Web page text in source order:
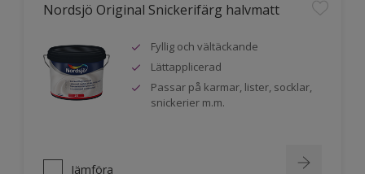
Nordsjö Original Snickerifärg halvmatt
Fyllig och vältäckande
Lättapplicerad
Passar på karmar, lister, socklar,
snickerier m.m.
Jämföra